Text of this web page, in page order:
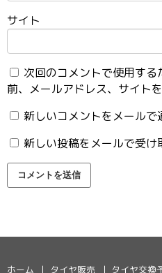
サイト
次回のコメントで使用す
前、メールアドレス、サイトを
新しいコメントをメールで
新しい投稿をメールで受け
ホーム タイヤ販売 タイヤ交換